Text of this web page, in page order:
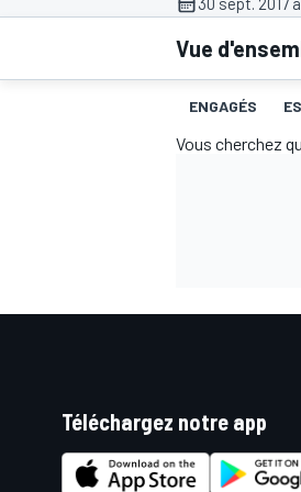
Vue
ENGAGÉS
Vous cherchez
Téléchargez notre app